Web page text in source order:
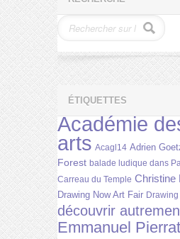
ÉTIQUETTES
Académie
arts Acagl14 Adrien
Forest balade ludique dans
Carreau du Temple Christine
Drawing Now Art Fair
découvrir
Emmanuel Pierrat